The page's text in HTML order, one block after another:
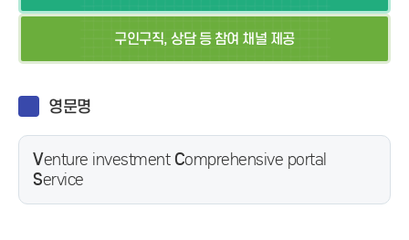
구인구직, 상담 등 참여 채널 제공
영문명
Venture investmentComprehensive portal
Service